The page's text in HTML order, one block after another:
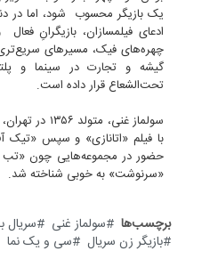
یک بازیگر محسوب شود، اما در
ادعای فیلمسازان، بازیگرانِ
چهره‌های فیک، مسیرهای
گیشه و تجارت در سینما و
تحت‌الشعاع قرار داده است.
با فیلم «اتانازی» و سپس «تیک
حضور در مجموعه‌هایی چون «تب
«سرنوشت» به خوبی شناخته شد.
برچسب‌ها سولماز غنی سریال
بازیگر زن سریال
سی و یک نما